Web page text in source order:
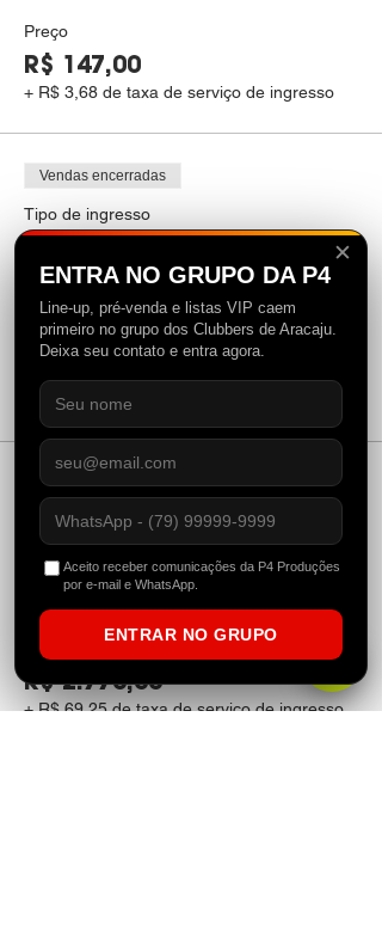
Preço
R$ 147,00
+ R$ 3,68 de taxa de serviço de ingresso
Vendas encerradas
Tipo de ingresso
Casadinha (Ticket Duplo)
Preço
+ R$ 5,93 de taxa de serviço de ingresso
Vendas encerradas
Tipo de ingresso
Lounge (10 pessoas)
Preço
R$ 2.770,00
+ R$ 69,25 de taxa de serviço de ingresso
✕
ENTRA NO GRUPO DA P4
Line-up, pré-venda e listas VIP caem
primeiro no grupo dos Clubbers de Aracaju.
Deixa seu contato e entra agora.
Aceito receber comunicações da P4 Produções
por e-mail e WhatsApp.
ENTRAR NO GRUPO